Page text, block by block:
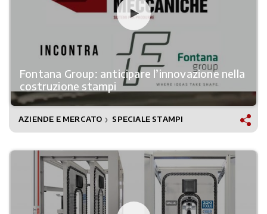
Fontana Group: anticipare l’innovazione nella
costruzione stampi
AZIENDE E MERCATO ❯ SPECIALE STAMPI